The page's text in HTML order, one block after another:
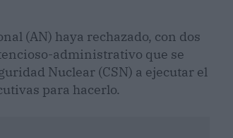
(AN) haya rechazado, con dos
administrativo que se
Nuclear (CSN) a ejecutar el
para hacerlo.